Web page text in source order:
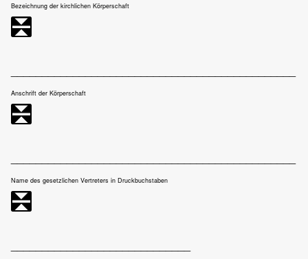
Bezeichnung der kirchlichen Körperschaft
Anschrift der Körperschaft
Name des gesetzlichen Vertreters in Druckbuchstaben